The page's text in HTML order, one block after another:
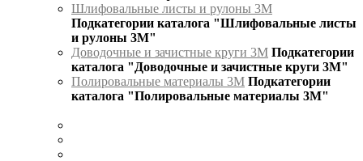
Шлифовальные листы и рулоны 3М
Подкатегории каталога "Шлифовальные листы
и рулоны 3М"
Доводочные и зачистные круги 3М Подкатегории
каталога "Доводочные и зачистные круги 3М"
Полировальные материалы 3М Подкатегории
каталога "Полировальные материалы 3М"